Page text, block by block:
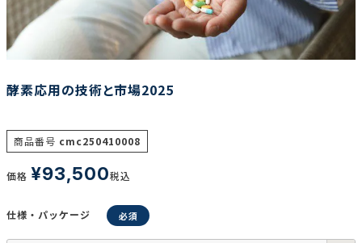
リセット
酵素応用の技術と市場2025
商品番号 cmc250410008
価格 ¥93,500税込
仕様・パッケージ